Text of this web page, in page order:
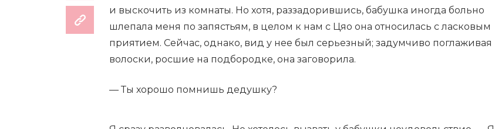
и выскочить из комнаты. Но хотя, раззадорившись, бабушка иногда больно
шлепала меня по запястьям, в целом к нам с Цяо она относилась с ласковым
приятием. Сейчас, однако, вид у нее был серьезный; задумчиво поглаживая
волоски, росшие на подбородке, она заговорила.
— Ты хорошо помнишь дедушку?